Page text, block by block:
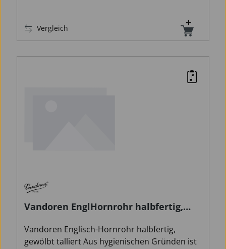
Vergleich
Vandoren EnglHornrohr halbfertig,
Vandoren Englisch-Hornrohr halbfertig,
gewölbt talliert Aus hygienischen Gründen ist